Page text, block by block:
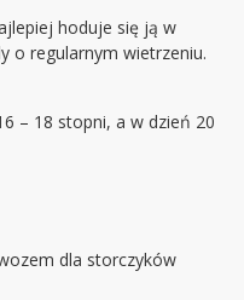
hoduje się ją w
o regularnym wietrzeniu.
– 18 stopni, a w dzień 20
dla storczyków